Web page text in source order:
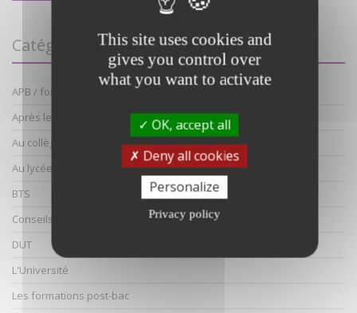
Catégories
APB / formations hors APB
Après les bacs S,ES,L et technologiques
Au collège
Au lycée
BTS
Conseils orientation
DUT
L'Université
Les formations post-bac
This site uses cookies and
gives you control over
what you want to activate
OK, accept all
Deny all cookies
Personalize
Privacy policy